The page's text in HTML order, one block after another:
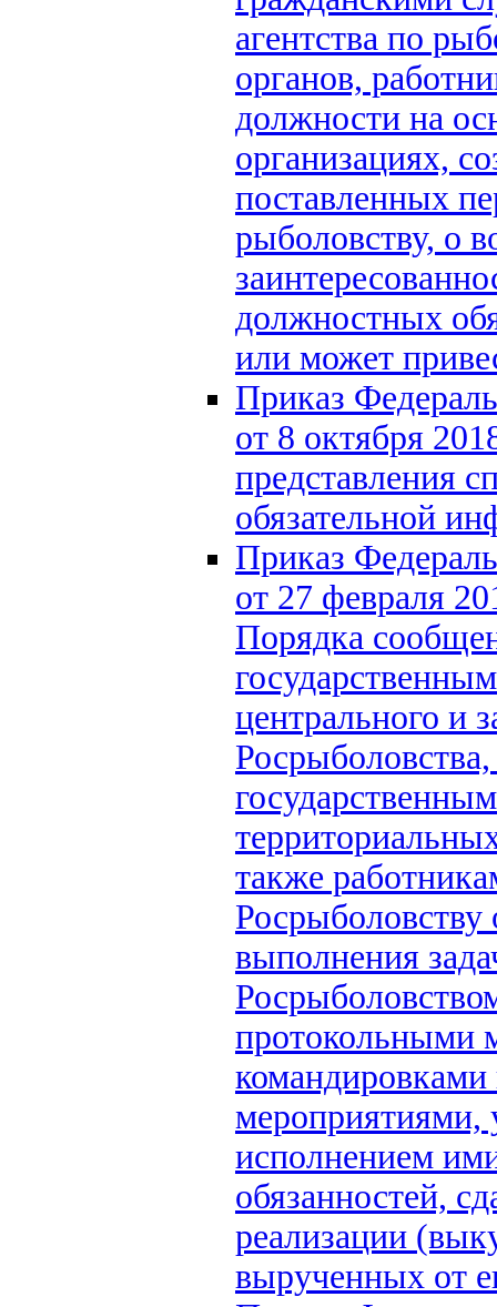
агентства по
органов,
должности на
организациях,
поставленных
рыболовству, о
должностных
или может
Приказ
от 8 октября
представления
обязательной
Приказ
от 27 февраля
Порядка
центрального и
также
Росрыболовству
выполнения
протокольными
мероприятиями,
исполнением
обязанностей,
реализации
вырученных от